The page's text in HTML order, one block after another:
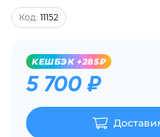
Код: 11152
KЕШБЭК +285₽
5 700 ₽
списываться
по25%каждые 2
Подробнее